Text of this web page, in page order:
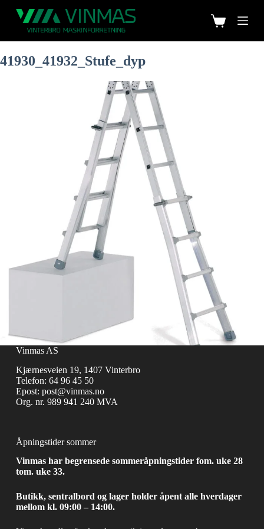
41930_41932_Stufe_dyp
Vinmas AS
Kjærnesveien 19, 1407 Vinterbro
Telefon: 64 96 45 50
Epost: post@vinmas.no
Org. nr. 989 941 240 MVA
Åpningstider sommer
Vinmas har begrensede sommeråpningstider fom. uke 28
tom. uke 33.
Butikk, sentralbord og lager holder åpent alle hverdager
mellom kl. 09:00 – 14:00.